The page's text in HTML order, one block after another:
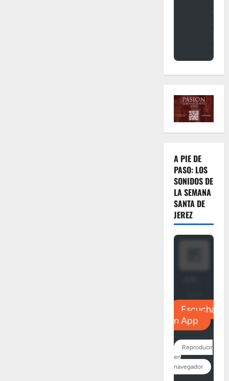
A PIE DE
PASO: LOS
SONIDOS DE
LA SEMANA
SANTA DE
JEREZ